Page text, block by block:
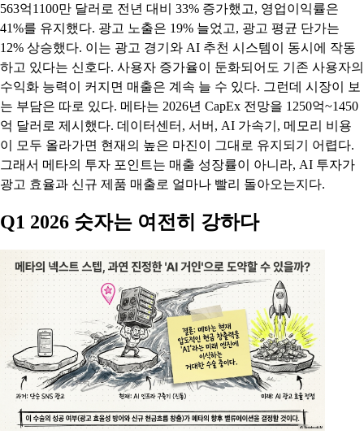
563억1100만 달러로 전년 대비 33% 증가했고, 영업이익률은
41%를 유지했다. 광고 노출은 19% 늘었고, 광고 평균 단가는
12% 상승했다. 이는 광고 경기와 AI 추천 시스템이 동시에 작동
하고 있다는 신호다. 사용자 증가율이 둔화되어도 기존 사용자의
수익화 능력이 커지면 매출은 계속 늘 수 있다. 그런데 시장이 보
는 부담은 따로 있다. 메타는 2026년 CapEx 전망을 1250억~1450
억 달러로 제시했다. 데이터센터, 서버, AI 가속기, 메모리 비용
이 모두 올라가면 현재의 높은 마진이 그대로 유지되기 어렵다.
그래서 메타의 투자 포인트는 매출 성장률이 아니라, AI 투자가
광고 효율과 신규 제품 매출로 얼마나 빨리 돌아오는지다.
Q1 2026 숫자는 여전히 강하다